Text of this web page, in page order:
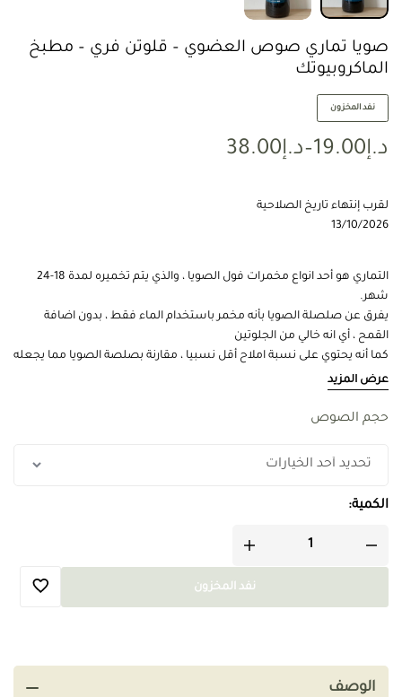
صويا تماري صوص العضوي – قلوتن فري – مطبخ
الماكروبيوتك
نفد المخزون
د.إ19.00
–د.إ38.00
لقرب إنتهاء تاريخ الصلاحية
13/10/2026
التماري هو أحد انواع مخمرات فول الصويا ، والذي يتم تخميره لمدة 18-24
شهر.
يفرق عن صلصلة الصويا بأنه مخمر باستخدام الماء فقط ، بدون اضافة
القمح ، أي انه خالي من الجلوتين
كما أنه يحتوي على نسبة املاح أقل نسبيا ، مقارنة بصلصة الصويا مما يجعله
مثالي لمرضى ارتفاع الضغط
يساعد في هضم الطعام و يجعل وجبتك غنية بالبكتيريا النافعة
الطهي وليس على النار ، يمكن اضافته للحساء و الايدامات والسلطات.
عرض المزيد
حجم الصوص
الكمية:
نفد المخزون
الوصف